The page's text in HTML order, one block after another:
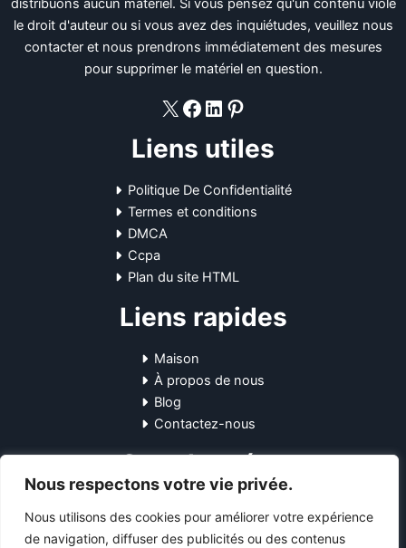
Nous respectons votre vie privée.
Nous utilisons des cookies pour améliorer votre expérience
de navigation, diffuser des publicités ou des contenus
distribuons aucun matériel. Si vous pensez qu'un contenu viole
le droit d'auteur ou si vous avez des inquiétudes, veuillez nous
contacter et nous prendrons immédiatement des mesures
pour supprimer le matériel en question.
X Facebook LinkedIn Pinterest
Liens utiles
Politique De Confidentialité
Termes et conditions
DMCA
Ccpa
Plan du site HTML
Liens rapides
Maison
À propos de nous
Blog
Contactez-nous
Coordonnées
10-12 Pl. Général Leclerc, 45170
Neuville-aux-Bois, France